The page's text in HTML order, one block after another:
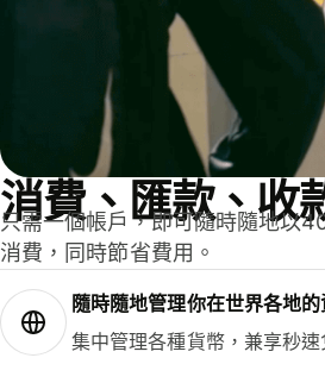
消費、匯款、收
只需一個帳戶，即可隨時隨地以
消費，同時節省費用。
隨時隨地管理你在世界各地的
集中管理各種貨幣，兼享秒速